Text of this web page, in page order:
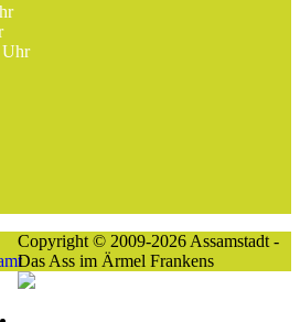
Uhr
Copyright © 2009-2026 Assamstadt -
Das Ass im Ärmel Frankens